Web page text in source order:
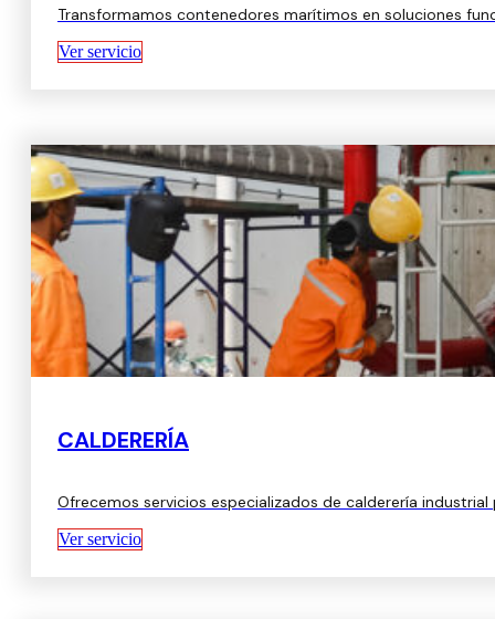
Transformamos contenedores marítimos en soluciones
Ver servicio
CALDERERÍA
Ofrecemos servicios especializados de calderería
Ver servicio